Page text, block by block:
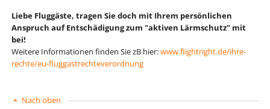
Liebe Fluggäste, tragen Sie doch mit Ihrem persönlichen
Anspruch auf Entschädigung zum "aktiven Lärmschutz" mit
bei!
Weitere Informationen finden Sie zB hier:www.flightright.de/ihre-
rechte/eu-fluggastrechteverordnung
Nach oben